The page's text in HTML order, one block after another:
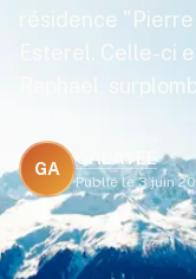
résidence
Esterel. Celle-ci
Raphael,
GA
GALATEE
Publié le 3 juin